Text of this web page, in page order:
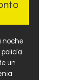
noche
un